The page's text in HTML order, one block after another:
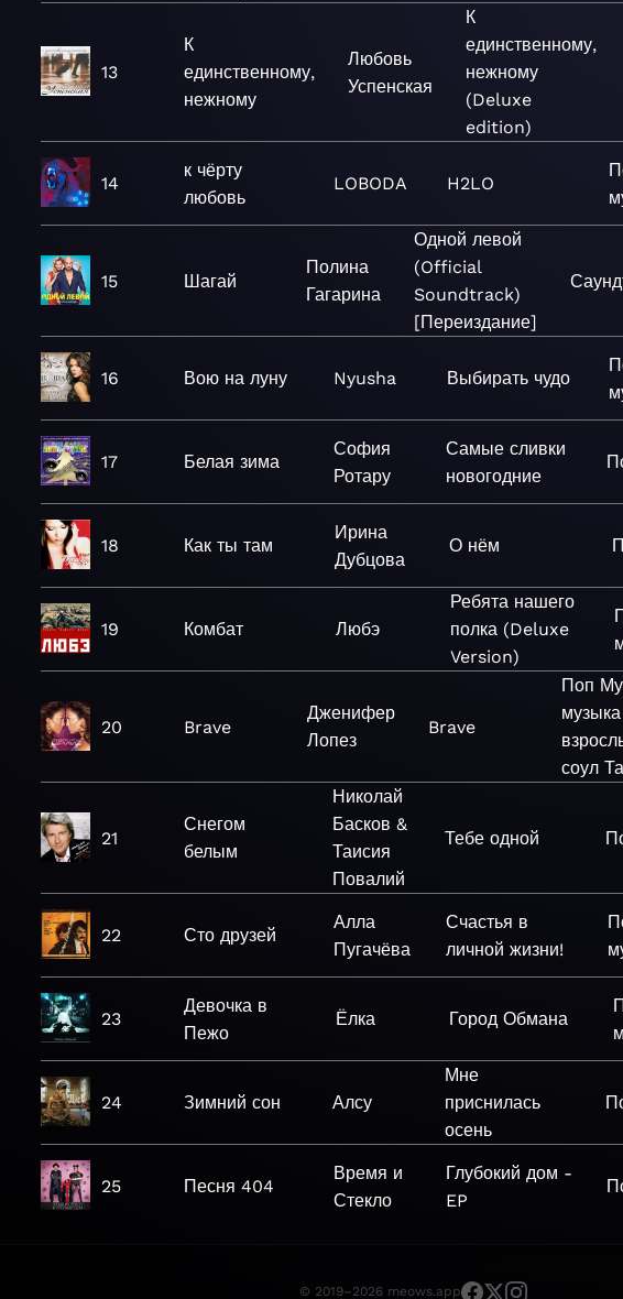
13
К
единственному,
нежному
Любовь
Успенская
К
единственному,
нежному
(Deluxe
edition)
14
к чёрту
любовь
LOBODA H2LO
15 Шагай
Полина
Гагарина
Одной левой
(Official
Soundtrack)
[Переиздание]
16 Вою на луну Nyusha Выбирать чудо
17 Белая зима
София
Ротару
Самые сливки
новогодние
18 Как ты там
Ирина
Дубцова
О нём
19 Комбат Любэ
Ребята нашего
полка (Deluxe
Version)
20 Brave
Дженифер
Лопез
Brave
Поп
соул
21
Снегом
белым
Николай
Басков &
Таисия
Повалий
Тебе одной
22 Сто друзей
Алла
Пугачёва
Счастья в
личной жизни!
23
Девочка в
Пежо
Ёлка Город Обмана
24 Зимний сон Алсу
Мне
приснилась
осень
25 Песня 404
Время и
Стекло
Глубокий дом -
EP
© 2019–2026 meows.app